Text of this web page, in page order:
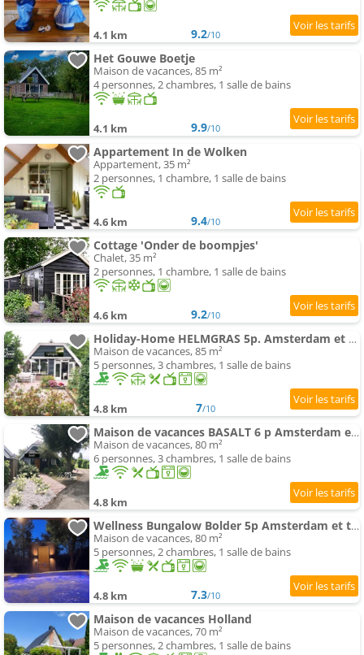
4.1 km 9.2/10
Het Gouwe Boetje
Maison de vacances, 85 m²
4 personnes, 2 chambres, 1 salle de bains
4.1 km 9.9/10
Appartement In de Wolken
Appartement, 35 m²
2 personnes, 1 chambre, 1 salle de bains
4.6 km 9.4/10
Cottage 'Onder de boompjes'
Chalet, 35 m²
2 personnes, 1 chambre, 1 salle de bains
4.6 km 9.2/10
Holiday-Home HELMGRAS 5p. Amsterdam et the plage
Maison de vacances, 85 m²
5 personnes, 3 chambres, 1 salle de bains
4.8 km 7/10
Maison de vacances BASALT 6 p Amsterdam et the plage
Maison de vacances, 80 m²
6 personnes, 3 chambres, 1 salle de bains
4.8 km
Wellness Bungalow Bolder 5p Amsterdam et the plage
Maison de vacances, 80 m²
5 personnes, 2 chambres, 1 salle de bains
4.8 km 7.3/10
Maison de vacances Holland
Maison de vacances, 70 m²
5 personnes, 2 chambres, 1 salle de bains